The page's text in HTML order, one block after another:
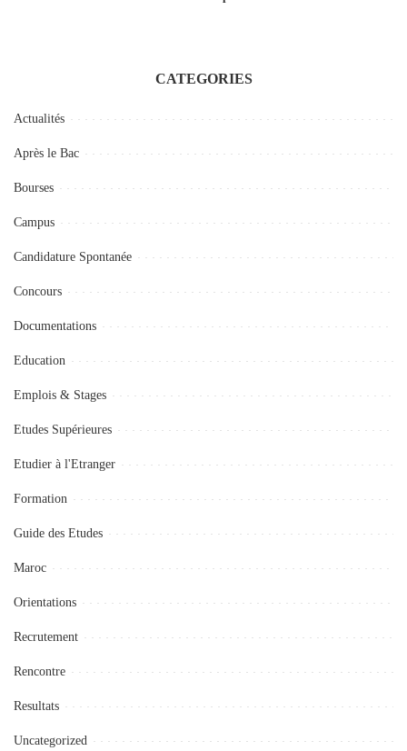
CATEGORIES
Actualités
Après le Bac
Bourses
Campus
Candidature Spontanée
Concours
Documentations
Education
Emplois & Stages
Etudes Supérieures
Etudier à l'Etranger
Formation
Guide des Etudes
Maroc
Orientations
Recrutement
Rencontre
Resultats
Uncategorized